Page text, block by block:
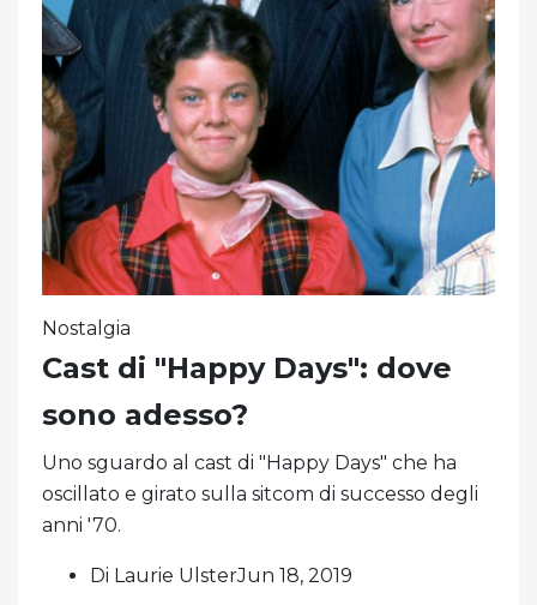
Nostalgia
Cast di "Happy Days": dove
sono adesso?
Uno sguardo al cast di "Happy Days" che ha
oscillato e girato sulla sitcom di successo degli
anni '70.
Di Laurie UlsterJun 18, 2019